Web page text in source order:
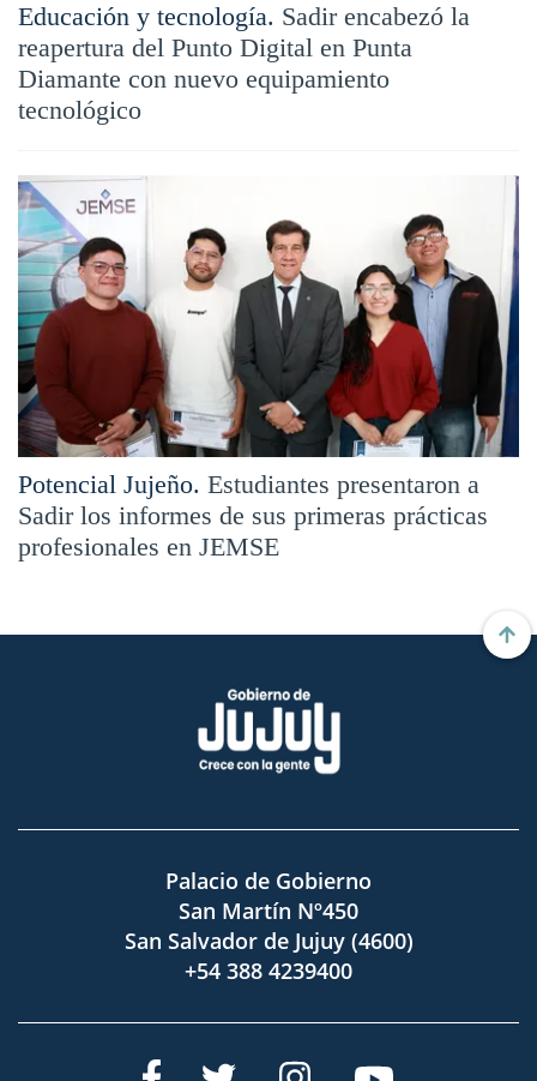
Educación y tecnología. Sadir encabezó la
reapertura del Punto Digital en Punta
Diamante con nuevo equipamiento
tecnológico
Potencial Jujeño. Estudiantes presentaron a
Sadir los informes de sus primeras prácticas
profesionales en JEMSE
Palacio de Gobierno
San Martín Nº450
San Salvador de Jujuy (4600)
+54 388 4239400